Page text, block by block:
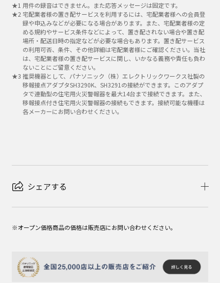
★1 用件の録音はできません。また応答メッセージは固定です。
★2 宅配業者様の置き配サービスを利用するには、宅配業者様への会員登
録や申込みなどが必要になる場合があります。また、宅配業者様の定
める規約やサービス条件などによって、置き配されない場合や置き配
場所・配送日時の指定などが必要な場合もあります。置き配サービス
の利用可否、条件、その他詳細は宅配業者様にご確認ください。当社
は、宅配業者様の置き配サービスに関し、いかなる義務や責任も負わ
ないことにご留意ください。
★3 推奨機器として、パナソニック（株）エレクトリックワークス社製の
移報接点アダプタSH3290K、SH3291の接続ができます。このアダプ
タで連動型の住宅用火災警報器を最大14台まで接続できます。また、
移報接点付き住宅用火災警報器の接続もできます。接続可能な機種は
各メーカーにお問い合わせください。
シェアする
※オープン価格商品の価格は販売店にお問い合わせください。